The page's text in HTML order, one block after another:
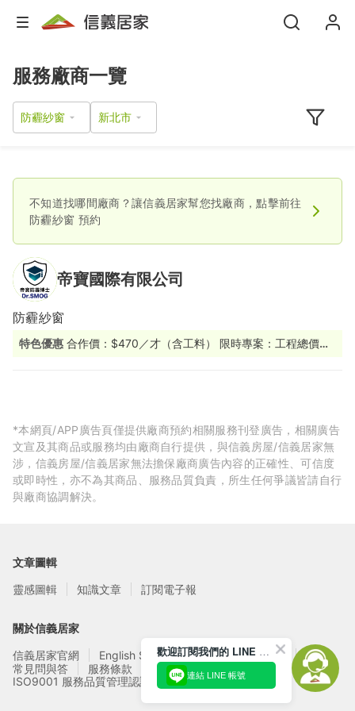
服務廠商一覽
防霾紗窗
不知道找哪間廠商？讓信義居家幫您找廠商，點擊前往
防霾紗窗 預約
帝寶國際有限公司
防霾紗窗
特色優惠 合作價：$470／才（含工料） 限時專案：工程總價
*本網頁/APP廣告頁僅提供廠商預約相關服務刊登廣告，相關廣告
文宣及其商品或服務均由廠商自行提供，與信義房屋/信義居家無
涉，信義房屋/信義居家無法擔保廠商廣告內容的正確性、可信度
或即時性，亦不為其商品、服務品質負責，所生任何爭議皆請自行
與廠商協調解決。
文章圖輯
靈感圖輯
知識文章 訂閱電子報
關於信義居家
信義居家官網
English Service
信義居家廠商募集
常見問與答
服務條款
隱私權政策
ISO9001 服務品質管理認證
歡迎訂閱我們的 LINE 官方帳號
連結 LINE 帳號